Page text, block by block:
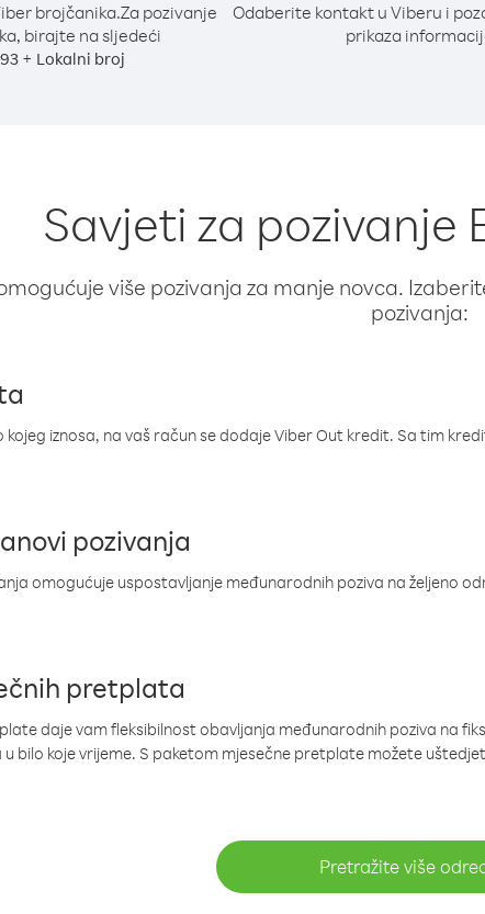
brojčanika.Za pozivanje
birajte na sljedeći
+ Lokalni broj
Odaberite kontakt u Viberu i
prikaza
Savjeti za pozivanje
više pozivanja za manje novca.
pozivanja:
kojeg iznosa, na vaš račun se dodaje Viber Out kredit. Sa tim
pozivanja
omogućuje uspostavljanje međunarodnih poziva na željeno
pretplata
daje vam fleksibilnost obavljanja međunarodnih poziva na
bilo koje vrijeme. S paketom mjesečne pretplate možete
Pretražite više